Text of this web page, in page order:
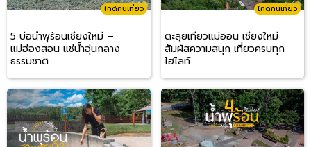
ไกด์กินเที่ยว
5 บ่อน้ำพุร้อนเชียงใหม่ –
แม่ฮ่องสอน แช่น้ำอุ่นกลาง
ธรรมชาติ
ไกด์กินเที่ยว
ตะลุยเที่ยวแม่ออน เชียงใหม่
สัมผัสความสนุก เที่ยวครบทุก
ไฮไลท์